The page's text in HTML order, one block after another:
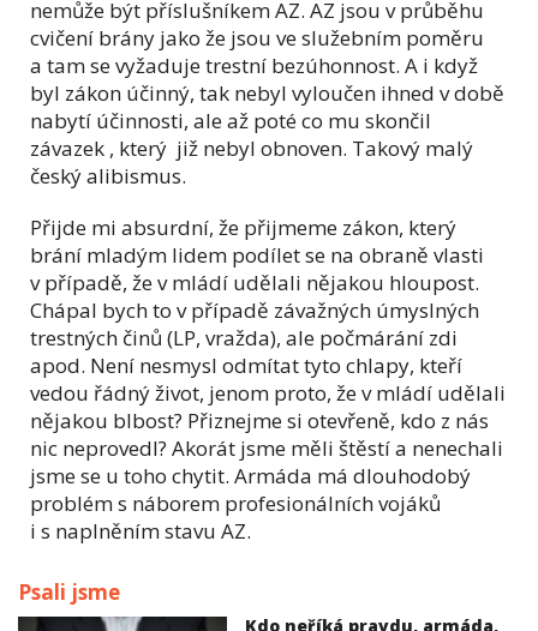
nemůže být příslušníkem AZ. AZ jsou v průběhu
cvičení brány jako že jsou ve služebním poměru
a tam se vyžaduje trestní bezúhonnost. A i když
byl zákon účinný, tak nebyl vyloučen ihned v době
nabytí účinnosti, ale až poté co mu skončil
závazek , který již nebyl obnoven. Takový malý
český alibismus.
Přijde mi absurdní, že přijmeme zákon, který
brání mladým lidem podílet se na obraně vlasti
v případě, že v mládí udělali nějakou hloupost.
Chápal bych to v případě závažných úmyslných
trestných činů (LP, vražda), ale počmárání zdi
apod. Není nesmysl odmítat tyto chlapy, kteří
vedou řádný život, jenom proto, že v mládí udělali
nějakou blbost? Přiznejme si otevřeně, kdo z nás
nic neprovedl? Akorát jsme měli štěstí a nenechali
jsme se u toho chytit. Armáda má dlouhodobý
problém s náborem profesionálních vojáků
i s naplněním stavu AZ.
Psali jsme
Kdo neříká pravdu, armáda,